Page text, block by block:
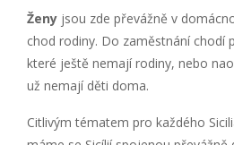
Ženy jsou zde převážně v
chod rodiny. Do zaměstnání chodí
které ještě nemají rodiny, nebo
už nemají děti doma.
Citlivým tématem pro každého